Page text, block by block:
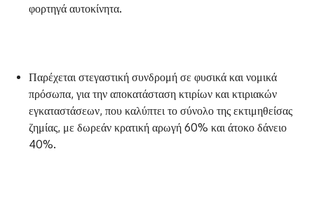
φορτηγά αυτοκίνητα.
Παρέχεται στεγαστική συνδρομή σε φυσικά και νομικά
πρόσωπα, για την αποκατάσταση κτιρίων και κτιριακών
εγκαταστάσεων, που καλύπτει το σύνολο της εκτιμηθείσας
ζημίας, με δωρεάν κρατική αρωγή 60% και άτοκο δάνειο
40%.